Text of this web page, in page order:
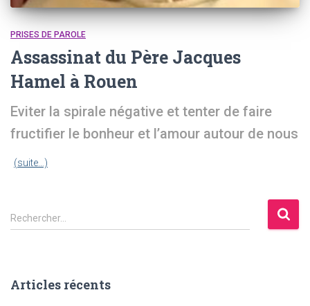
PRISES DE PAROLE
Assassinat du Père Jacques
Hamel à Rouen
Eviter la spirale négative et tenter de faire
fructifier le bonheur et l’amour autour de nous
(suite…)
R
e
r
Rechercher…
Articles récents